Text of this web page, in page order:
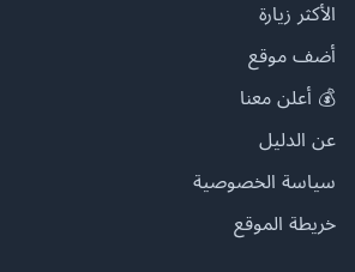
الأكثر زيارة
أضف موقع
💰 أعلن معنا
عن الدليل
سياسة الخصوصية
خريطة الموقع